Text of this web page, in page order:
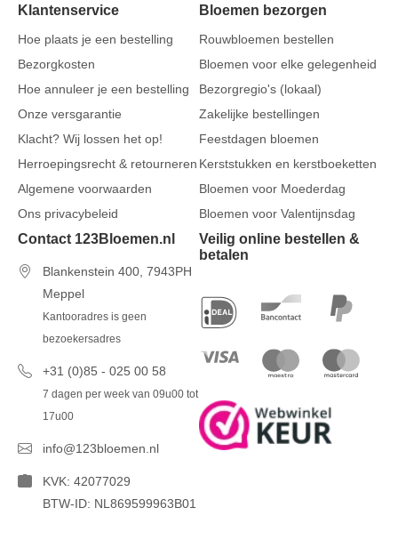
Klantenservice
Hoe plaats je een bestelling
Bezorgkosten
Hoe annuleer je een bestelling
Onze versgarantie
Klacht? Wij lossen het op!
Herroepingsrecht & retourneren
Algemene voorwaarden
Ons privacybeleid
Bloemen bezorgen
Rouwbloemen bestellen
Bloemen voor elke gelegenheid
Bezorgregio's (lokaal)
Zakelijke bestellingen
Feestdagen bloemen
Kerststukken en kerstboeketten
Bloemen voor Moederdag
Bloemen voor Valentijnsdag
Contact 123Bloemen.nl
Blankenstein 400, 7943PH
Meppel
Kantooradres is geen
bezoekersadres
+31 (0)85 - 025 00 58
7 dagen per week van 09u00 tot
17u00
info@123bloemen.nl
KVK: 42077029
BTW-ID: NL869599963B01
Veilig online bestellen &
betalen